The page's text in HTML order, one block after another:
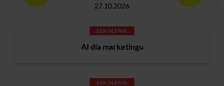
27.10.2026
SZKOLENIE
AI dla marketingu
SZKOLENIE